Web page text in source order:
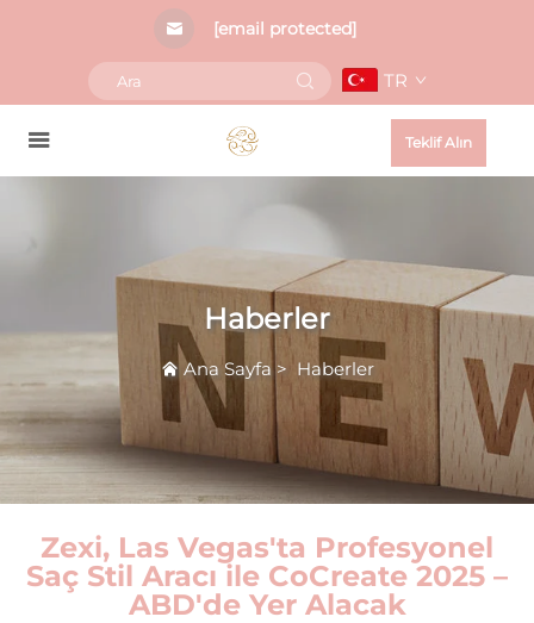
[email protected]
TR
Teklif Alın
Haberler
Ana Sayfa > Haberler
Zexi, Las Vegas'ta Profesyonel
Saç Stil Aracı ile CoCreate 2025 –
ABD'de Yer Alacak